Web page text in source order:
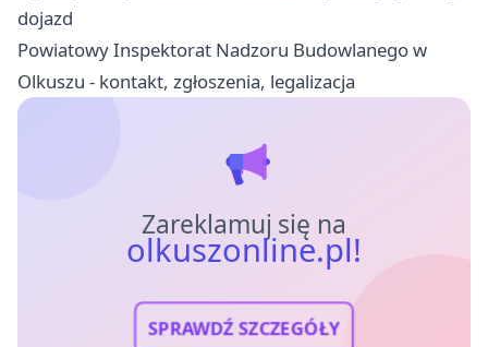
dojazd
Powiatowy Inspektorat Nadzoru Budowlanego w
Olkuszu - kontakt, zgłoszenia, legalizacja
Zareklamuj się na
olkuszonline.pl!
SPRAWDŹ SZCZEGÓŁY